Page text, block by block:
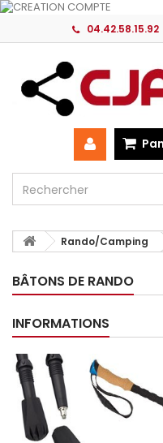
04.42.58.15.92
Rando/Camping
BÂTONS DE RANDO
INFORMATIONS